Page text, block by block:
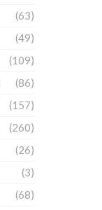
(63)
(49)
(109)
(86)
(157)
(260)
(26)
(3)
(68)